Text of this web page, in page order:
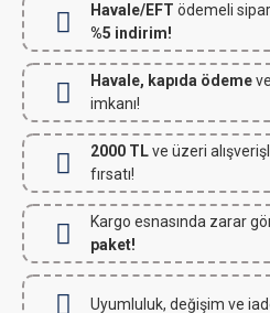
Havale/EFT ödemeli
%5 indirim!
Havale, kapıda ödemeve
imkanı!
2000 TLve üzeri
fırsatı!
Kargo esnasında zarar
paket!
Uyumluluk, değişim ve